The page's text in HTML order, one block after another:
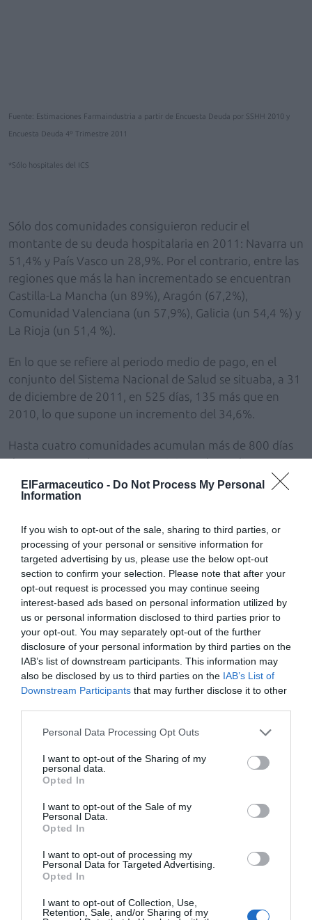
ElFarmaceutico - Do Not Process My Personal
Information
If you wish to opt-out of the sale, sharing to third parties, or
processing of your personal or sensitive information for
targeted advertising by us, please use the below opt-out
section to confirm your selection. Please note that after your
opt-out request is processed you may continue seeing
interest-based ads based on personal information utilized by
us or personal information disclosed to third parties prior to
your opt-out. You may separately opt-out of the further
disclosure of your personal information by third parties on the
IAB’s list of downstream participants. This information may
also be disclosed by us to third parties on the IAB’s List of
Downstream Participants that may further disclose it to other
Personal Data Processing Opt Outs
I want to opt-out of the Sharing of my
personal data.
Opted In
I want to opt-out of the Sale of my
Personal Data.
Opted In
I want to opt-out of processing my
Personal Data for Targeted Advertising.
Opted In
I want to opt-out of Collection, Use,
Retention, Sale, and/or Sharing of my
Fuente: Estimaciones Farmaindustria a partir de Encuesta Deuda por SSHH 2010 y
Encuesta Deuda 4º Trimestre 2011
*Sólo hospitales del ICS
Sólo dos comunidades consiguieron reducir el
montante de su deuda hospitalaria en 2011: Navarra un
51,4% y País Vasco un 28,9%. Por el contrario, entre las
regiones que más la han incrementado se encuentran
Castilla-La Mancha (un 89%), Aragón (67,2%),
Comunidad Valenciana (un 57,9%), Galicia (un 54,4 %) y
La Rioja (un 51,4 %).
En lo que se refiere al periodo medio de pago, en el
conjunto del Sistema Nacional de Salud se situaba, a 31
de diciembre de 2011, en 525 días, 135 más que en
2010, lo que supone un incremento del 34,6%.
Hasta cuatro comunidades acumulan más de 800 días
de retraso en el pago por suministro de medicamentos
a hospitales. La Comunidad Valenciana es la que
registra una mayor demora (884 días), seguida de
Andalucía y Castilla-La Mancha superan los 740 días,
mientras que las regiones que registran periodos
medios de pago más bajos son País Vasco (70 días),
Navarra (73) y Extremadura (161).
Fuente: Estimaciones Farmaindustria a partir de Encuesta Deuda por SSHH 2010 y
Encuesta Deuda 4º Trimestre 2011
*Sólo hospitales del ICS
Navarra y País Vasco fueron las dos únicas comunidades